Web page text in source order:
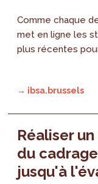
Comme chaque
met en ligne les
plus récentes
→ ibsa.brussels
Réaliser
du
jusqu'à